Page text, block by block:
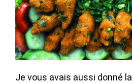
Je vous avais aussi donné la